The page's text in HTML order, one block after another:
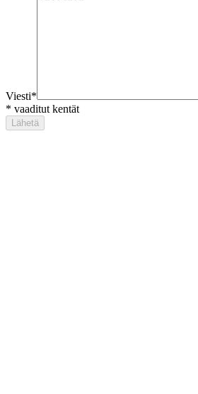
Viesti*
* vaaditut kentät